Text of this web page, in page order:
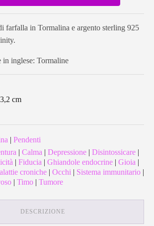
farfalla in Tormalina e argento sterling 925
in inglese: Tormaline
cm
| Pendenti
| Calma | Depressione | Disintossicare |
| Fiducia | Ghiandole endocrine | Gioia |
croniche | Occhi | Sistema immunitario |
| Timo | Tumore
DESCRIZIONE